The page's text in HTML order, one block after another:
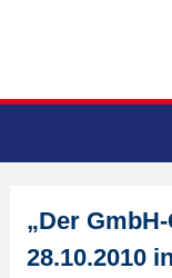
„Der
28.10.2010